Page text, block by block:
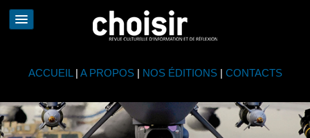
ACCUEIL | A PROPOS| NOS ÉDITIONS| CONTACTS